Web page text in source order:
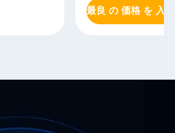
最良 の 価格 を 入